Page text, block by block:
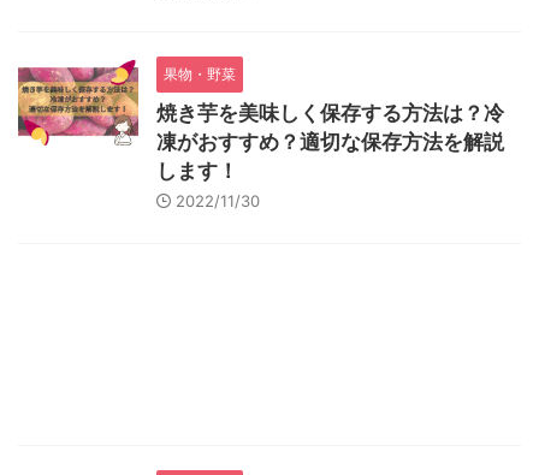
果物・野菜
焼き芋を美味しく保存する方法は？冷
凍がおすすめ？適切な保存方法を解説
します！
2022/11/30